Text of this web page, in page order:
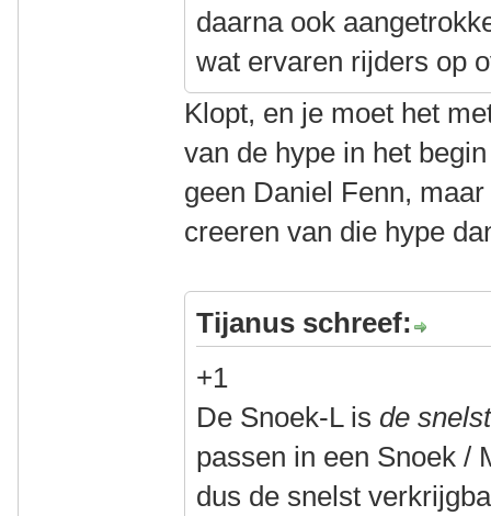
daarna ook
wat ervaren rijders op
Klopt, en je moet het
van de hype in het
geen Daniel Fenn,
creeren van die hype
Tijanus schreef:
+1
De Snoek-L is de
passen in een Snoek /
dus de snelst